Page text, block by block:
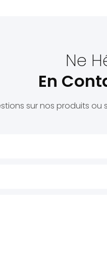
Ne
En
sur nos produits